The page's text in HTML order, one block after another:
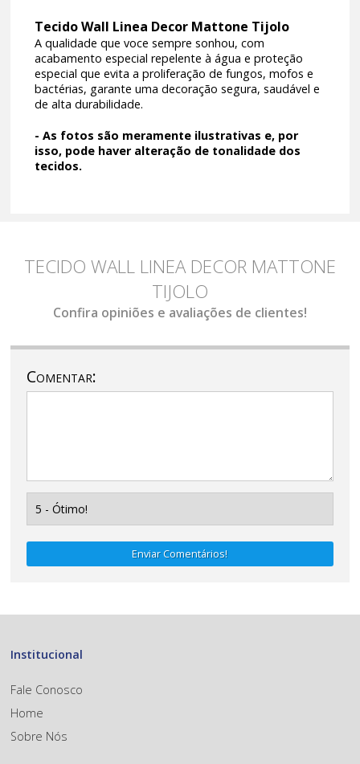
Tecido Wall Linea Decor Mattone Tijolo
A qualidade que voce sempre sonhou, com
acabamento especial repelente à água e proteção
especial que evita a proliferação de fungos, mofos e
bactérias, garante uma decoração segura, saudável e
de alta durabilidade.
- As fotos são meramente ilustrativas e, por
isso, pode haver alteração de tonalidade dos
tecidos.
TECIDO WALL LINEA DECOR MATTONE
TIJOLO
Confira opiniões e avaliações de clientes!
Comentar:
Enviar Comentários!
Institucional
Fale Conosco
Home
Sobre Nós